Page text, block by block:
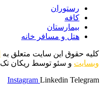
رستوران
کافه
بیمارستان
هتل و مسافر خانه
کلیه حقوق این سایت متعلق به
وبسایت و سئو توسط ریکان تک
Instagram Linkedin Telegram